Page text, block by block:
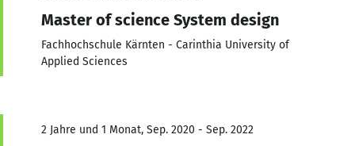
Master of science System design
Fachhochschule Kärnten - Carinthia University of
Applied Sciences
2 Jahre und 1 Monat, Sep. 2020 - Sep. 2022